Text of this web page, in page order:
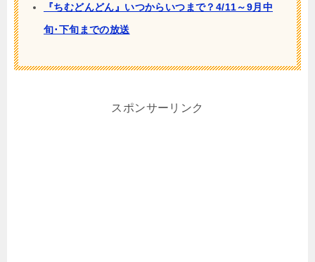
『ちむどんどん』いつからいつまで？4/11～9月中
旬･下旬までの放送
スポンサーリンク